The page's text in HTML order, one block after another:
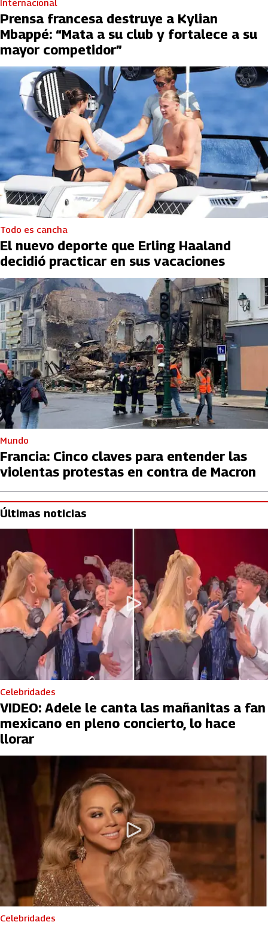
Internacional
Prensa francesa destruye a Kylian
Mbappé: “Mata a su club y fortalece a su
mayor competidor”
Todo es cancha
El nuevo deporte que Erling Haaland
decidió practicar en sus vacaciones
Mundo
Francia: Cinco claves para entender las
violentas protestas en contra de Macron
Últimas noticias
Celebridades
VIDEO: Adele le canta las mañanitas a fan
mexicano en pleno concierto, lo hace
llorar
Celebridades